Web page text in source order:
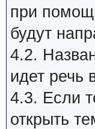
при
будут
4.2.
идет речь
4.3. Если
открыть